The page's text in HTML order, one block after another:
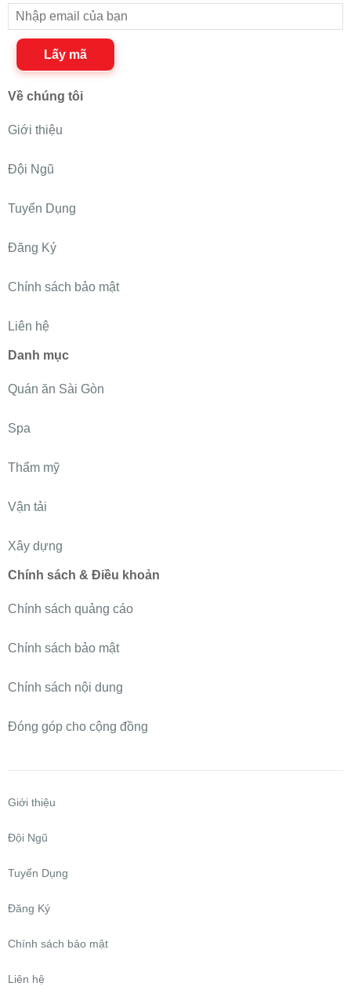
Lấy mã
Về chúng tôi
Giới thiệu
Đội Ngũ
Tuyển Dụng
Đăng Ký
Chính sách bảo mật
Liên hệ
Danh mục
Quán ăn Sài Gòn
Spa
Thẩm mỹ
Vận tải
Xây dựng
Chính sách & Điều khoản
Chính sách quảng cáo
Chính sách bảo mật
Chính sách nội dung
Đóng góp cho cộng đồng
Giới thiệu
Đội Ngũ
Tuyển Dụng
Đăng Ký
Chính sách bảo mật
Liên hệ